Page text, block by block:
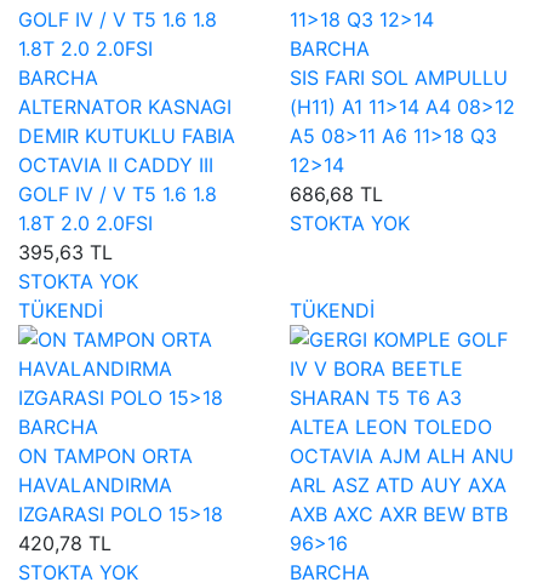
BARCHA
ALTERNATOR KASNAGI
DEMIR KUTUKLU FABIA
OCTAVIA II CADDY III
GOLF IV / V T5 1.6 1.8
1.8T 2.0 2.0FSI
395,63 TL
STOKTA YOK
BARCHA
SIS FARI SOL AMPULLU
(H11) A1 11>14 A4 08>12
A5 08>11 A6 11>18 Q3
12>14
686,68 TL
STOKTA YOK
TÜKENDİ
BARCHA
ON TAMPON ORTA
HAVALANDIRMA
IZGARASI POLO 15>18
420,78 TL
STOKTA YOK
TÜKENDİ
BARCHA